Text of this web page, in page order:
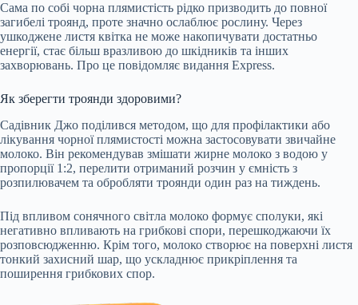
Сама по собі чорна плямистість рідко призводить до повної
загибелі троянд, проте значно ослаблює рослину. Через
ушкоджене листя квітка не може накопичувати достатньо
енергії, стає більш вразливою до шкідників та інших
захворювань. Про це повідомляє видання Express.
Як зберегти троянди здоровими?
Садівник Джо поділився методом, що для профілактики або
лікування чорної плямистості можна застосовувати звичайне
молоко. Він рекомендував змішати жирне молоко з водою у
пропорції 1:2, перелити отриманий розчин у ємність з
розпилювачем та обробляти троянди один раз на тиждень.
Під впливом сонячного світла молоко формує сполуки, які
негативно впливають на грибкові спори, перешкоджаючи їх
розповсюдженню. Крім того, молоко створює на поверхні листя
тонкий захисний шар, що ускладнює прикріплення та
поширення грибкових спор.